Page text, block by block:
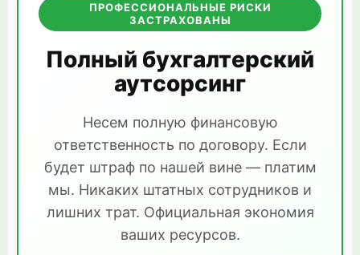
ПРОФЕССИОНАЛЬНЫЕ РИСКИ
ЗАСТРАХОВАНЫ
Полный бухгалтерский
аутсорсинг
Несем полную финансовую
ответственность по договору. Если
будет штраф по нашей вине — платим
мы. Никаких штатных сотрудников и
лишних трат. Официальная экономия
ваших ресурсов.